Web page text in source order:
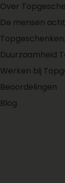
Over
De mensen
Duurzaamheid
Werken bij
Beoordelingen
Blog